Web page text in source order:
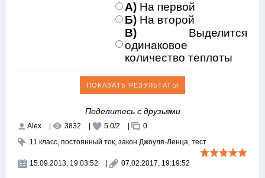
А) На первой
Б) На второй
В) Выделится
одинаковое
количество теплоты
Поделитесь с друзьями
Alex 3832 5.0/2
0
11 класс, постоянный ток, закон Джоуля-Ленца, тест
15.09.2013, 19:03:52 07.02.2017, 19:19:52